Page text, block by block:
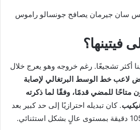
سان جيرمان يصافح جونسالو راموس
فيتينها؟
أكثر تشجيعًا. رغم خروجه وهو يعرج خلال
لاعب خط الوسط البرتغالي لإصابة
متاحًا للمضي قدمًا، وفقًا لما ذكرته
ليكيب. كان تبديله احترازيًا إلى حد كبير بعد